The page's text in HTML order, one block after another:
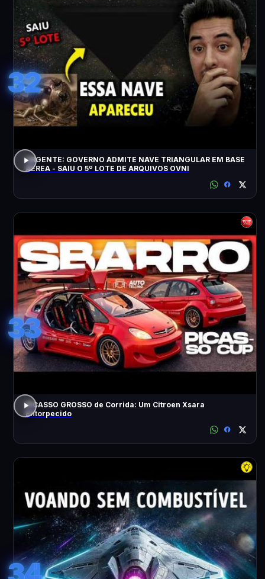
32
URGENTE: GOVERNO ADMITE NAVE TRIANGULAR EM BASE
AÉREA - SAIU O 5º LOTE DE ARQUIVOS OVNI
33
PICASSO GROSSO de Corrida: Um Citroen Xsara
Entorpecido